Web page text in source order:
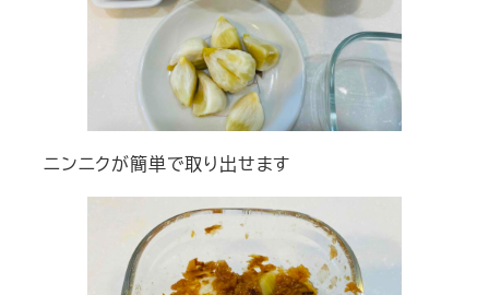
ニンニクが簡単で取り出せます